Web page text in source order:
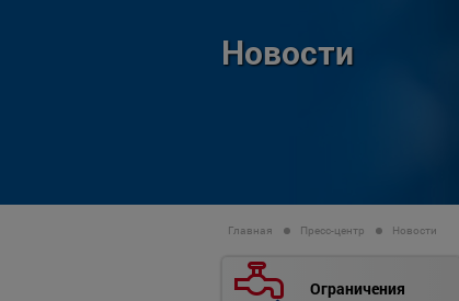
Новости
Главная Пресс-центр Новости
Ограничения